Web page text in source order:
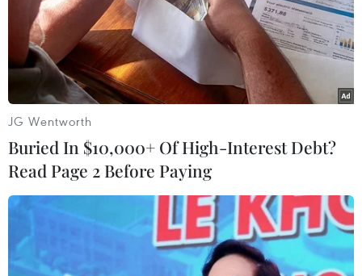
#Cảnh sát Ấn Độ
#Người hành hương
#Tai nạn giao thông
#Lái ẩu Ấn Độ
Theo dõi VietnamPlus
JG Wentworth
Buried In $10,000+ Of High-Interest Debt?
Read Page 2 Before Paying